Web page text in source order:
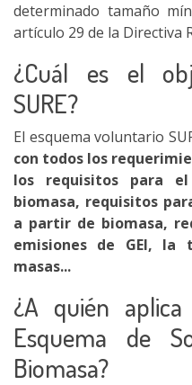
determinado tamaño
artículo 29 de la Directiva
¿Cuál es el
SURE?
El esquema voluntario
con todos los
los requisitos para
biomasa, requisitos
a partir de biomasa,
emisiones de GEI, la
masas...
¿A quién
Esquema de
Biomasa?